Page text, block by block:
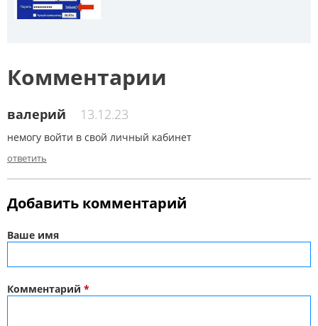
Комментарии
валерий 13.12.23
немогу войти в свой личный кабинет
ответить
Добавить комментарий
Ваше имя
Комментарий *